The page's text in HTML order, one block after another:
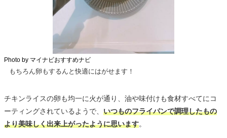
Photo by マイナビおすすめナビ
もちろん卵もするんと快適にはがせます！
チキンライスの卵も均一に火が通り、油や味付けも食材すべてにコ
ーティングされているようで、 いつものフライパンで調理したもの
より美味しく出来上がったように思います。